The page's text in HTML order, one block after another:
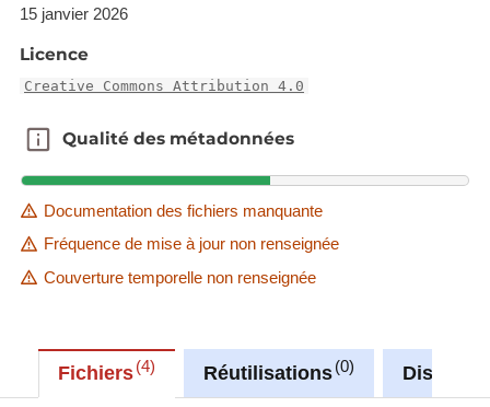
15 janvier 2026
Licence
Creative Commons Attribution 4.0
Qualité des métadonnées
Qualité des métadonnées
Documentation des fichiers manquante
Fréquence de mise à jour non renseignée
Couverture temporelle non renseignée
Fichiers 4 Réutilisations 0